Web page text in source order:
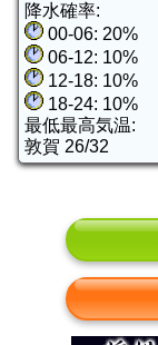
降水確率:
00-06: 20%
06-12: 10%
12-18: 10%
18-24: 10%
最低最高気温:
敦賀 26/32